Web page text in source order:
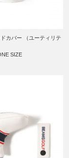
カバー （ユーティリテ
SIZE